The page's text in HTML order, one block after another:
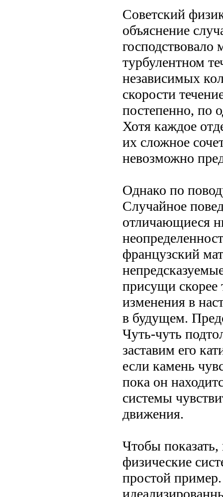
Советский
объяснение
господствовало
турбулентном
независимых
скорости
постепенно, по
Хотя каждое
их сложное
невозможно
Однако по
Случайное
отличающиеся
французский
присущи скорее
изменения в
в будущем.
Чуть-чуть
заставим его
если камень
пока он
системы
движения.
Чтобы показать,
физические
простой